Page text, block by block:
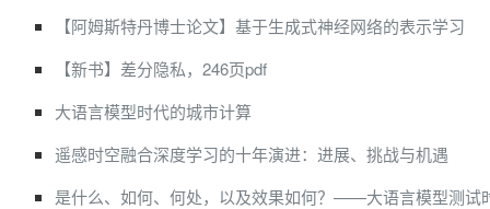
【阿姆斯特丹博士论文】基于生成式神经网络的表示学习
【新书】差分隐私，246页pdf
大语言模型时代的城市计算
遥感时空融合深度学习的十年演进：进展、挑战与机遇
是什么、如何、何处，以及效果如何？——大语言模型测试